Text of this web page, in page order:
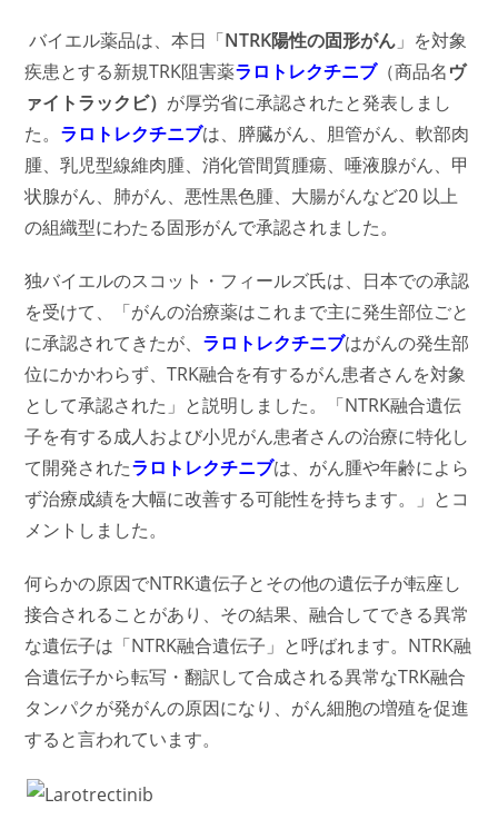
バイエル薬品は、本日「NTRK陽性の固形がん 」を対象
疾患とする新規TRK阻害薬ラロトレクチニブ（商品名ヴ
ァイトラックビ） が厚労省に承認されたと発表しまし
た。 ラロトレクチニブは、膵臓がん、胆管がん、軟部肉
腫、乳児型線維肉腫、消化管間質腫瘍、唾液腺がん、甲
状腺がん、肺がん、悪性黒色腫、大腸がんなど20 以上
の組織型にわたる固形がんで承認されました。
独バイエルのスコット・フィールズ氏は、日本での承認
を受けて、「がんの治療薬はこれまで主に発生部位ごと
に承認されてきたが、 ラロトレクチニブはがんの発生部
位にかかわらず、TRK融合を有するがん患者さんを対象
として承認された」と説明しました。「NTRK融合遺伝
子を有する成人および小児がん患者さんの治療に特化し
て開発されたラロトレクチニブは、がん腫や年齢によら
ず治療成績を大幅に改善する可能性を持ちます。」とコ
メントしました。
何らかの原因でNTRK遺伝子とその他の遺伝子が転座し
接合されることがあり、その結果、融合してできる異常
な遺伝子は「NTRK融合遺伝子」と呼ばれます。NTRK融
合遺伝子から転写・翻訳して合成される異常なTRK融合
タンパクが発がんの原因になり、がん細胞の増殖を促進
すると言われています。